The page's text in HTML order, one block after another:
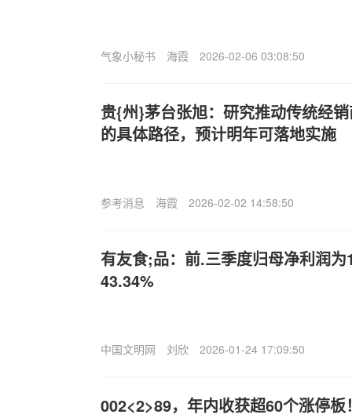
气象小秘书 海霞 2026-02-06 03:08:50
贵{州}茅台张旭：研究推动传统经
的具体路径，预计明年可落地实施
参考消息 海霞 2026-02-02 14:58:50
有友食;品：前.三季度归母净利润
43.34%
中国文明网 刘欣 2026-01-24 17:09:50
002<2>89，年内收获超60个涨停板